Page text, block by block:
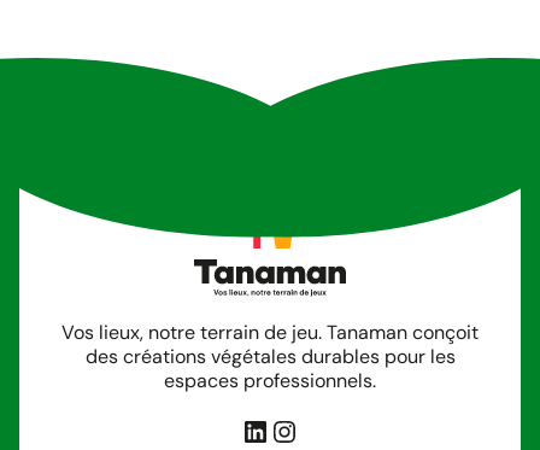
Vos lieux, notre terrain de jeu. Tanaman conçoit
des créations végétales durables pour les
espaces professionnels.
LinkedIn
Instagram